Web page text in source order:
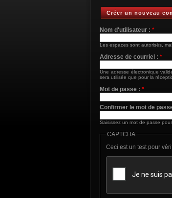
Créer un nouveau
Nom d'utilisateur : *
Les espaces sont autorisés,
Adresse de courriel : *
Une adresse électronique
sera utilisée que pour la
Mot de passe : *
Confirmer le mot de
Saisissez un mot de passe
CAPTCHA
Ceci est un test pour